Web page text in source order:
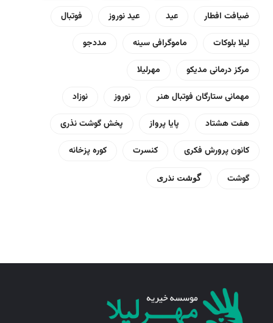
ضیافت افطار
عید عید نوروز
فوتبال
لیلا بلوکات
ماموگرافی سینه
مددجو
مرکز درمانی مدیکو
مهرلیلا
مهمانی ستارگان فوتبال هنر
نوروز
نوزاد
هفت هشتاد
پایا پرواز
پخش گوشت نذری
کانون پرورش فکری
کنسرت کوره پزخانه
گوشت گوشت نذری